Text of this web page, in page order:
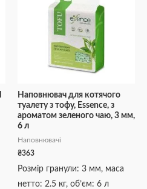
Наповнювач для котячого
туалету з тофу, Essence, з
ароматом зеленого чаю, 3 мм,
6 л
Наповнювачі
₴363
Розмір гранули: 3 мм, маса
нетто: 2.5 кг, об’єм: 6 л